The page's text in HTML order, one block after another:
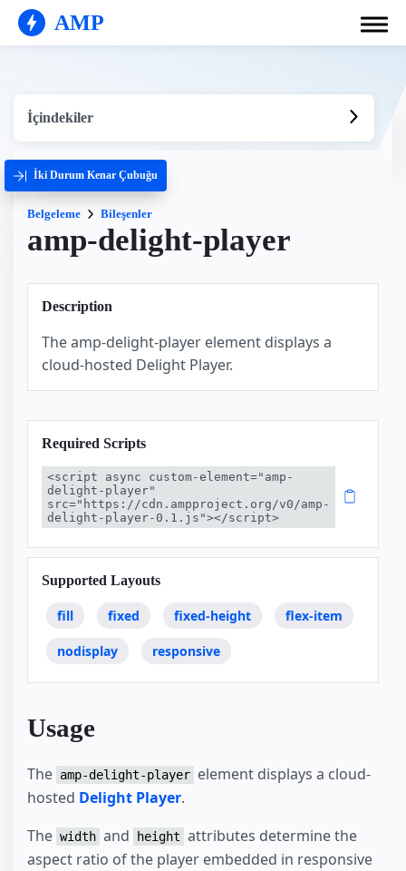
AMP
İçindekiler
İki Durum Kenar Çubuğu
Belgeleme Bileşenler
amp-delight-player
Description
The amp-delight-player element displays a
cloud-hosted Delight Player.
Required Scripts
<script async custom-element="amp-
delight-player"
src="https://cdn.ampproject.org/v0/amp-
delight-player-0.1.js"></script>
Supported Layouts
fill fixed fixed-height flex-item
nodisplay responsive
Usage
The amp-delight-player element displays a cloud-
hosted Delight Player.
The width and height attributes determine the
aspect ratio of the player embedded in responsive